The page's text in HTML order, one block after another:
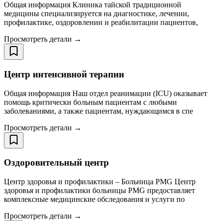
Общая информация Клиника тайской традиционной
медицины специализируется на диагностике, лечении,
профилактике, оздоровлении и реабилитации пациентов,
Просмотреть детали →
Центр интенсивной терапии
Общая информация Наш отдел реанимации (ICU) оказывает
помощь критически больным пациентам с любыми
заболеваниями, а также пациентам, нуждающимся в спе
Просмотреть детали →
Оздоровительный центр
Центр здоровья и профилактики – Больница PMG Центр
здоровья и профилактики больницы PMG предоставляет
комплексные медицинские обследования и услуги по
Просмотреть детали →